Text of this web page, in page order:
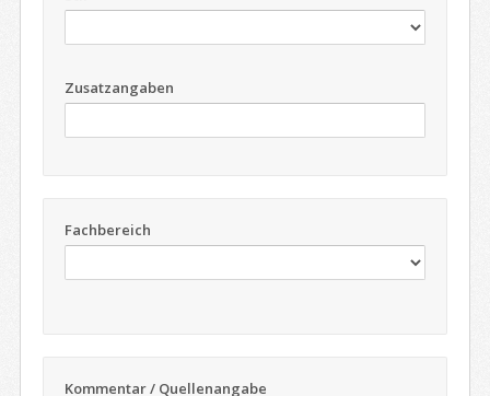
Zusatzangaben
Fachbereich
Kommentar / Quellenangabe